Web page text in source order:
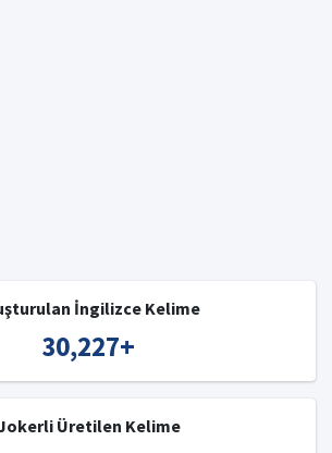
İngilizce Kelime
30,227+
Üretilen Kelime